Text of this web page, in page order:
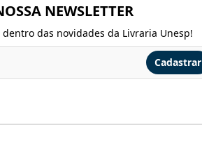
NEWSLETTER
das novidades da Livraria Unesp!
Cadastrar